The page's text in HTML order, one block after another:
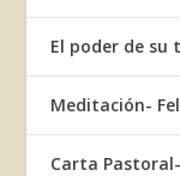
El poder de su
Meditación-
Carta